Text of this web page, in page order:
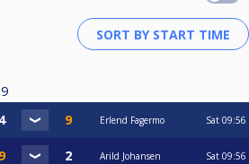
9
Erlend Fagermo Sat 09:56
Arild Johansen Sat 09:56